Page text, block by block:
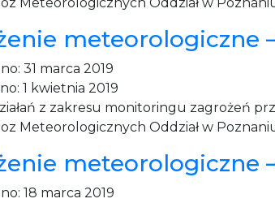
meteorologiczne
31 marca 2019
1 kwietnia 2019
z zakresu monitoringu zagrożeń
Meteorologicznych Oddział w
meteorologiczne
18 marca 2019